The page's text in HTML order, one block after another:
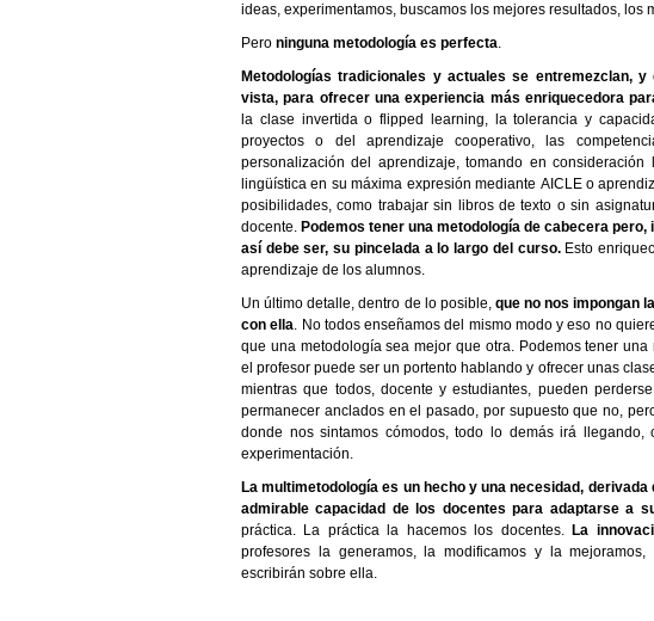
ideas, experimentamos, buscamos los mejores resultados, los
Pero ninguna metodología es perfecta.
Metodologías tradicionales y actuales se entremezclan,
vista, para ofrecer una experiencia más enriquecedora
la clase invertida o flipped learning, la tolerancia y
proyectos o del aprendizaje cooperativo, las
personalización del aprendizaje, tomando en
lingüística en su máxima expresión mediante AICLE o
posibilidades, como trabajar sin libros de texto o sin
docente. Podemos tener una metodología de cabecera
así debe ser, su pincelada a lo largo del curso. Esto
aprendizaje de los alumnos.
Un último detalle, dentro de lo posible, que no nos impongan
con ella. No todos enseñamos del mismo modo y eso no
que una metodología sea mejor que otra. Podemos tener
el profesor puede ser un portento hablando y ofrecer unas
mientras que todos, docente y estudiantes, pueden
permanecer anclados en el pasado, por supuesto que no,
donde nos sintamos cómodos, todo lo demás irá
experimentación.
La multimetodología es un hecho y una necesidad,
admirable capacidad de los docentes para adaptarse a
práctica. La práctica la hacemos los docentes. La
profesores la generamos, la modificamos y la
escribirán sobre ella.